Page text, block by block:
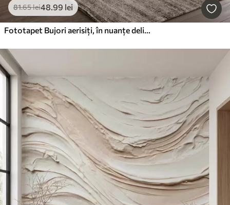
81.65lei48.99 lei
Fototapet Bujori aerisiți, în nuanțe delicate de bej pudrat